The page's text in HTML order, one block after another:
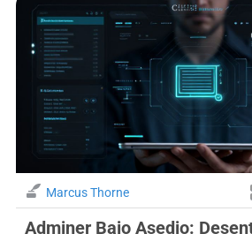
Marcus Thorne
Adminer Bajo Asedio: